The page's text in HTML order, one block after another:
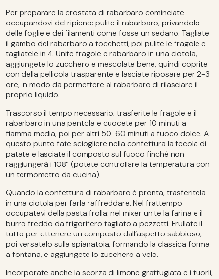
Per preparare la crostata di rabarbaro cominciate
occupandovi del ripieno: pulite il rabarbaro, privandolo
delle foglie e dei filamenti come fosse un sedano. Tagliate
il gambo del rabarbaro a tocchetti, poi pulite le fragole e
tagliatele in 4. Unite fragole e rabarbaro in una ciotola,
aggiungete lo zucchero e mescolate bene, quindi coprite
con della pellicola trasparente e lasciate riposare per 2-3
ore, in modo da permettere al rabarbaro di rilasciare il
proprio liquido.
Trascorso il tempo necessario, trasferite le fragole e il
rabarbaro in una pentola e cuocete per 10 minuti a
fiamma media, poi per altri 50-60 minuti a fuoco dolce. A
questo punto fate sciogliere nella confettura la fecola di
patate e lasciate il composto sul fuoco finché non
raggiungerà i 108° (potete controllare la temperatura con
un termometro da cucina).
Quando la confettura di rabarbaro è pronta, trasferitela
in una ciotola per farla raffreddare. Nel frattempo
occupatevi della pasta frolla: nel mixer unite la farina e il
burro freddo da frigorifero tagliato a pezzetti. Frullate il
tutto per ottenere un composto dall’aspetto sabbioso,
poi versatelo sulla spianatoia, formando la classica forma
a fontana, e aggiungete lo zucchero a velo.
Incorporate anche la scorza di limone grattugiata e i tuorli,